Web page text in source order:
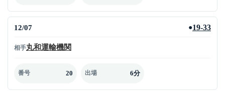
12/07 ●19-33
相手丸和運輸機関
番号 20 出場 6分